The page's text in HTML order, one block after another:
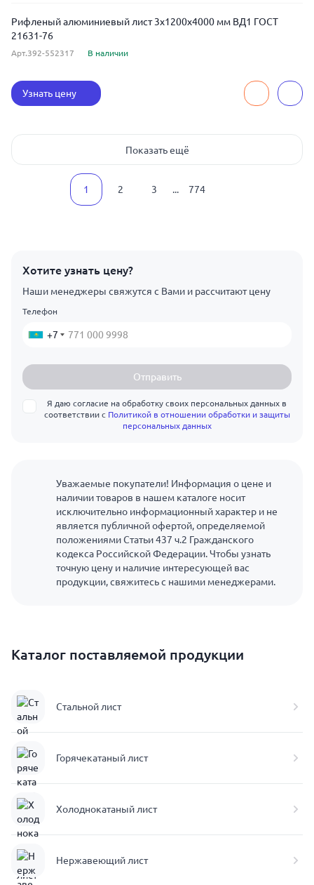
Рифленый алюминиевый лист 3x1200x4000 мм ВД1 ГОСТ
21631-76
Арт.392-552317 В наличии
Узнать цену
Показать ещё
1 2 3 ... 774
Хотите узнать цену?
Наши менеджеры свяжутся с Вами и рассчитают цену
Телефон
+7
Отправить
Я даю согласие на обработку своих персональных данных в
соответствии с Политикой в отношении обработки и защиты
персональных данных
Уважаемые покупатели! Информация о цене и
наличии товаров в нашем каталоге носит
исключительно информационный характер и не
является публичной офертой, определяемой
положениями Статьи 437 ч.2 Гражданского
кодекса Российской Федерации. Чтобы узнать
точную цену и наличие интересующей вас
продукции, свяжитесь с нашими менеджерами.
Каталог поставляемой продукции
Стальной лист
Горячекатаный лист
Холоднокатаный лист
Нержавеющий лист